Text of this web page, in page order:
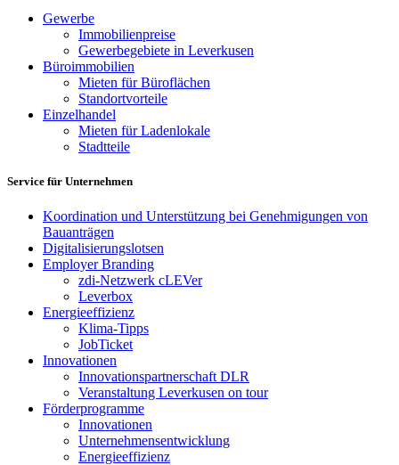
Gewerbe
Immobilienpreise
Gewerbegebiete in Leverkusen
Büroimmobilien
Mieten für Büroflächen
Standortvorteile
Einzelhandel
Mieten für Ladenlokale
Stadtteile
Service für Unternehmen
Koordination und Unterstützung bei Genehmigungen von
Bauanträgen
Digitalisierungslotsen
Employer Branding
zdi-Netzwerk cLEVer
Leverbox
Energieeffizienz
Klima-Tipps
JobTicket
Innovationen
Innovationspartnerschaft DLR
Veranstaltung Leverkusen on tour
Förderprogramme
Innovationen
Unternehmensentwicklung
Energieeffizienz